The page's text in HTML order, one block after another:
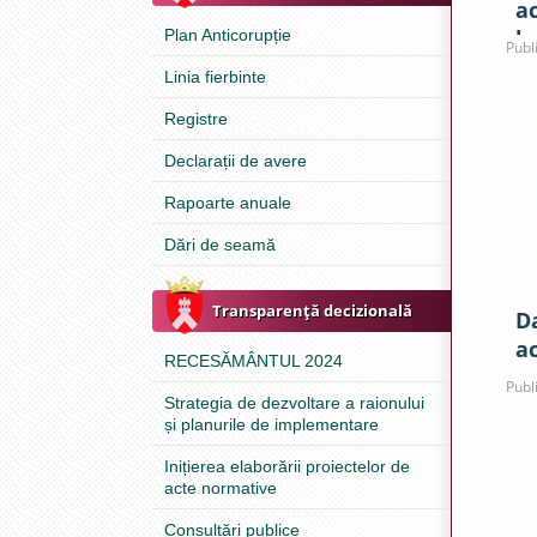
Plan Anticorupție
Linia fierbinte
Registre
Declarații de avere
Rapoarte anuale
Dări de seamă
Transparenţă decizională
RECESĂMÂNTUL 2024
Strategia de dezvoltare a raionului
și planurile de implementare
Inițierea elaborării proiectelor de
acte normative
Consultări publice